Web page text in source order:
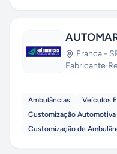
Franca -
Fabricante·
Ambulâncias
Veículos
Customização Automotiva
Customização de